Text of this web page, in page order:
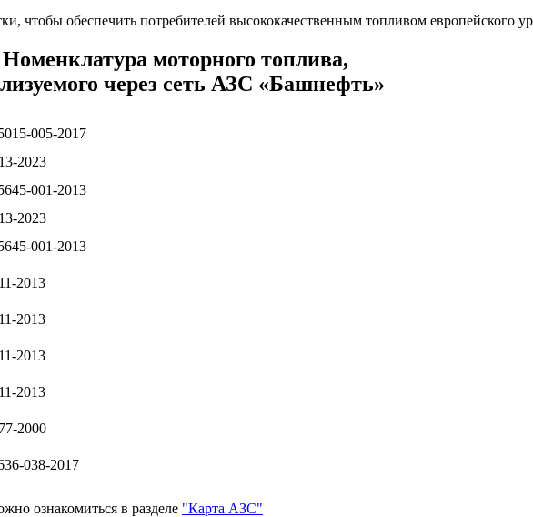
чтобы обеспечить потребителей высококачественным топливом европейского
Номенклатура моторного топлива,
через сеть АЗС «Башнефть»
005-2017
2023
001-2013
2023
001-2013
2013
2013
2013
2013
2000
038-2017
ознакомиться в разделе "Карта АЗС"